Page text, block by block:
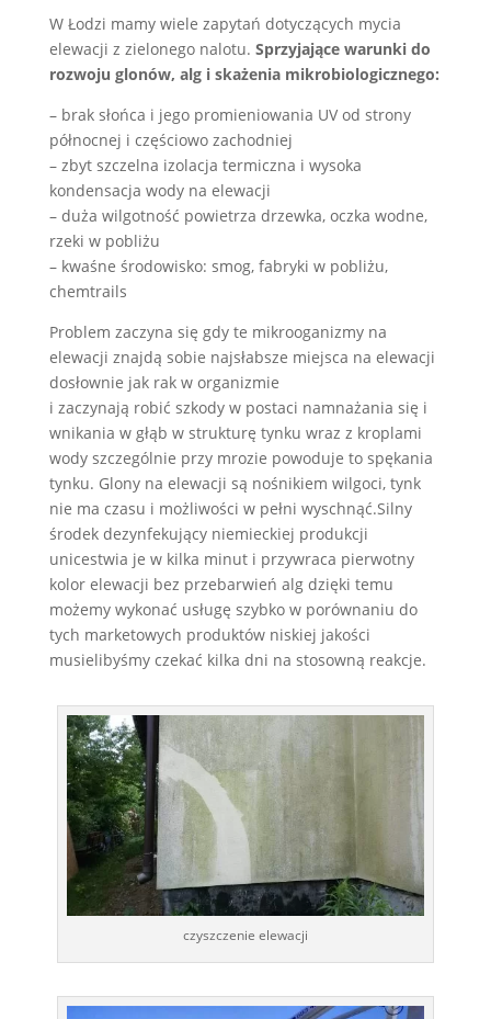
W Łodzi mamy wiele zapytań dotyczących mycia
elewacji z zielonego nalotu. Sprzyjające warunki do
rozwoju glonów, alg i skażenia mikrobiologicznego:
– brak słońca i jego promieniowania UV od strony
północnej i częściowo zachodniej
– zbyt szczelna izolacja termiczna i wysoka
kondensacja wody na elewacji
– duża wilgotność powietrza drzewka, oczka wodne,
rzeki w pobliżu
– kwaśne środowisko: smog, fabryki w pobliżu,
chemtrails
Problem zaczyna się gdy te mikrooganizmy na
elewacji znajdą sobie najsłabsze miejsca na elewacji
dosłownie jak rak w organizmie
i zaczynają robić szkody w postaci namnażania się i
wnikania w głąb w strukturę tynku wraz z kroplami
wody szczególnie przy mrozie powoduje to spękania
tynku. Glony na elewacji są nośnikiem wilgoci, tynk
nie ma czasu i możliwości w pełni wyschnąć.Silny
środek dezynfekujący niemieckiej produkcji
unicestwia je w kilka minut i przywraca pierwotny
kolor elewacji bez przebarwień alg dzięki temu
możemy wykonać usługę szybko w porównaniu do
tych marketowych produktów niskiej jakości
musielibyśmy czekać kilka dni na stosowną reakcje.
czyszczenie elewacji